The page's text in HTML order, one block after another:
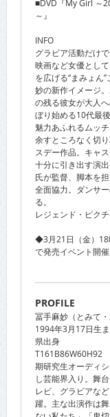
■DVD『My Girl ～
～』
INFO
グラビア活動だけで
映画など女優とし
を広げる“まみょん
妙の新作イメージ
の残る彼女が大人
ぼり始める10代最後
魅力あふれるムッ
余すところなく切
スデー作品。キャ
十分に引き出す演
氏が監督、脚本を
全面協力。ダンサ
る。
レジェンド・ピク
◆3月21日（金）18
で発売イベント開催
PROFILE
冨手麻妙（とみて・
1994年3月17日生
県出身
T161B86W60H92
期研究生オーディ
し芸能界入り。舞
レビ、グラビアな
躍。主な出演作は